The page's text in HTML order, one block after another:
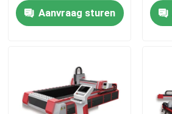
Een offerte aanvragen
Groene fiberlaser
Aanvraag sturen